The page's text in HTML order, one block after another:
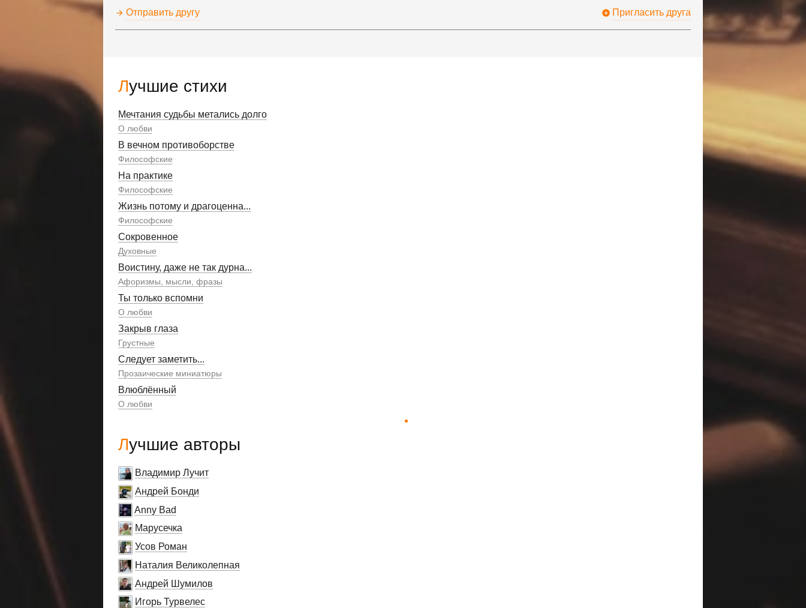
Лучшие стихи
Мечтания судьбы метались долго
О любви
В вечном противоборстве
Философские
На практике
Философские
Жизнь потому и драгоценна...
Философские
Сокровенное
Духовные
Воистину, даже не так дурна...
Афоризмы, мысли, фразы
Ты только вспомни
О любви
Закрыв глаза
Грустные
Следует заметить...
Прозаические миниатюры
Влюблённый
О любви
Лучшие авторы
Владимир Лучит
Андрей Бонди
Anny Bad
Марусечка
Усов Роман
Наталия Великолепная
Андрей Шумилов
Игорь Турвелес
Отправить другу Пригласить друга